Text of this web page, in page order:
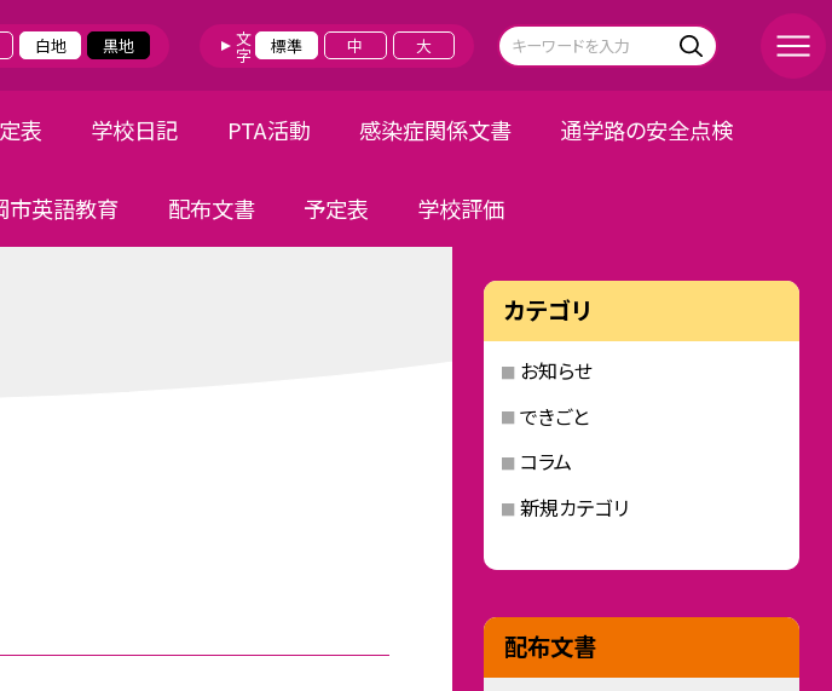
白地 黒地 文字 標準 中 大
表 学校日記 PTA活動 感染症関係文書 通学路の安全点検
市英語教育 配布文書 予定表 学校評価
カテゴリ
お知らせ
できごと
コラム
新規カテゴリ
配布文書